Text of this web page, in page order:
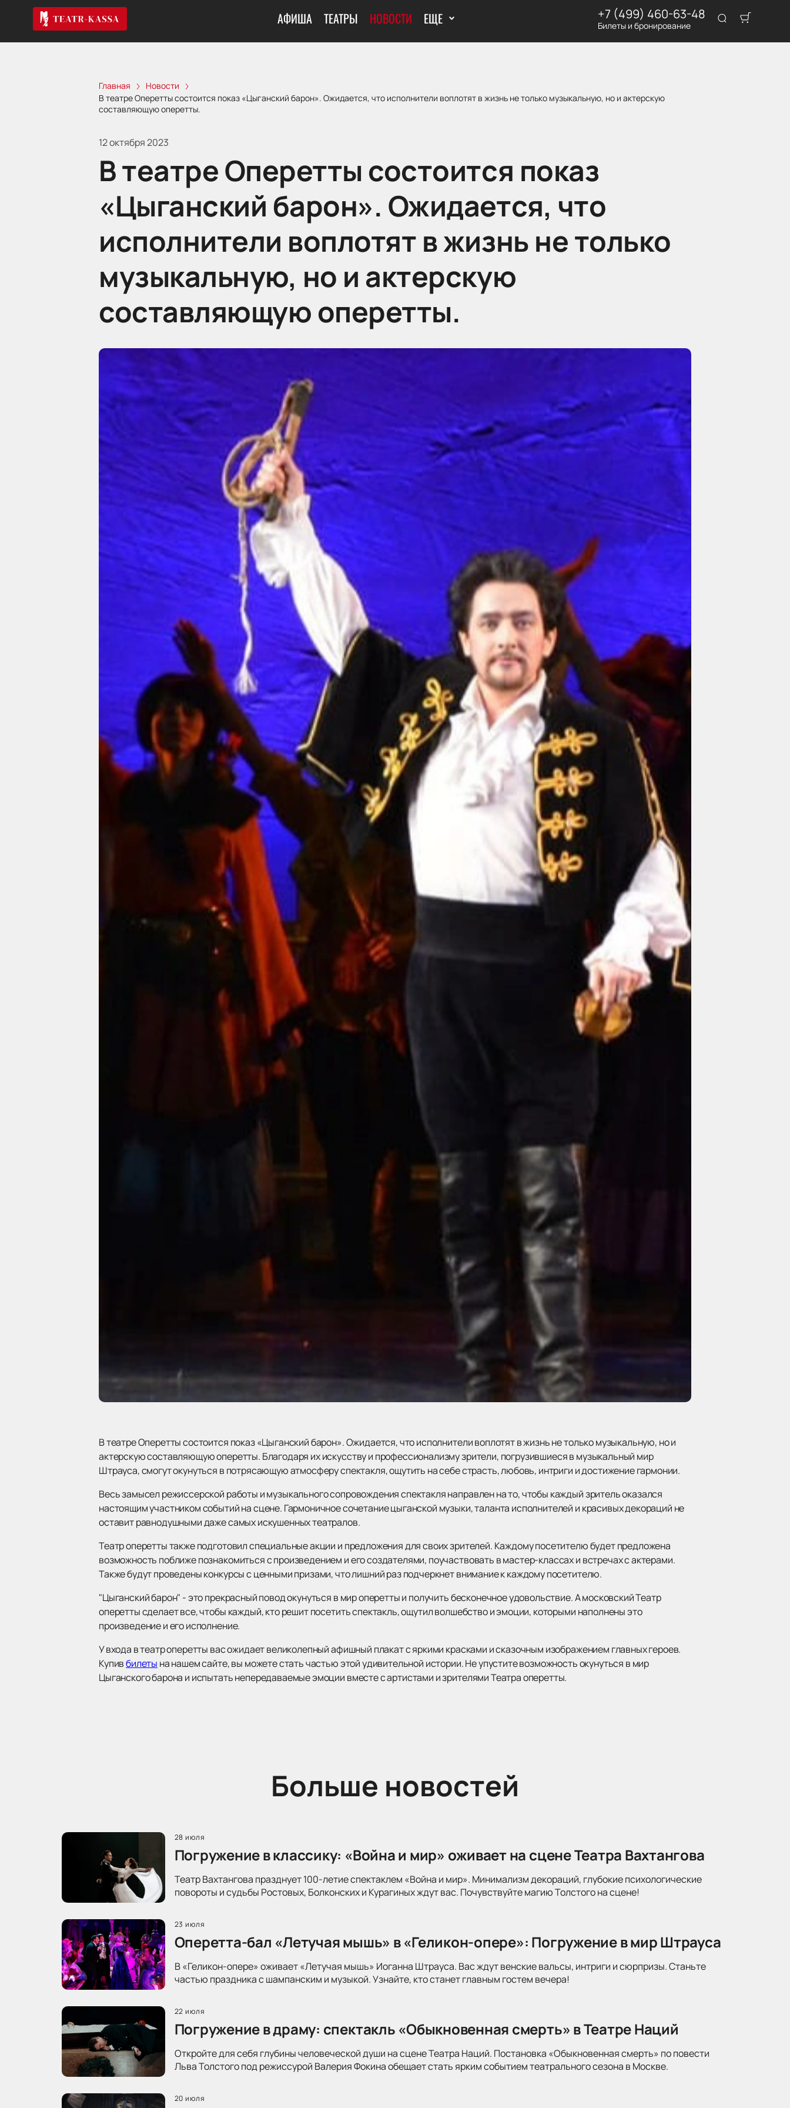
АФИША ТЕАТРЫ НОВОСТИ ЕЩЕ +7 (499) 460-63-48
Билеты и бронирование
Главная
Новости
В театре Оперетты состоится показ «Цыганский барон». Ожидается, что исполнители воплотят в жизнь не только музыкальную, но и актерскую
составляющую оперетты.
12 октября 2023
В театре Оперетты состоится показ
«Цыганский барон». Ожидается, что
исполнители воплотят в жизнь не только
музыкальную, но и актерскую
составляющую оперетты.
В театре Оперетты состоится показ «Цыганский барон». Ожидается, что исполнители воплотят в жизнь не только музыкальную, но и
актерскую составляющую оперетты. Благодаря их искусству и профессионализму зрители, погрузившиеся в музыкальный мир
Штрауса, смогут окунуться в потрясающую атмосферу спектакля, ощутить на себе страсть, любовь, интриги и достижение гармонии.
Весь замысел режиссерской работы и музыкального сопровождения спектакля направлен на то, чтобы каждый зритель оказался
настоящим участником событий на сцене. Гармоничное сочетание цыганской музыки, таланта исполнителей и красивых декораций не
оставит равнодушными даже самых искушенных театралов.
Театр оперетты также подготовил специальные акции и предложения для своих зрителей. Каждому посетителю будет предложена
возможность поближе познакомиться с произведением и его создателями, поучаствовать в мастер-классах и встречах с актерами.
Также будут проведены конкурсы с ценными призами, что лишний раз подчеркнет внимание к каждому посетителю.
"Цыганский барон" - это прекрасный повод окунуться в мир оперетты и получить бесконечное удовольствие. А московский Театр
оперетты сделает все, чтобы каждый, кто решит посетить спектакль, ощутил волшебство и эмоции, которыми наполнены это
произведение и его исполнение.
У входа в театр оперетты вас ожидает великолепный афишный плакат с яркими красками и сказочным изображением главных героев.
Купивбилеты на нашем сайте, вы можете стать частью этой удивительной истории. Не упустите возможность окунуться в мир
Цыганского барона и испытать непередаваемые эмоции вместе с артистами и зрителями Театра оперетты.
Больше новостей
28 июля
Погружение в классику: «Война и мир» оживает на сцене Театра Вахтангова
Театр Вахтангова празднует 100-летие спектаклем «Война и мир». Минимализм декораций, глубокие психологические
повороты и судьбы Ростовых, Болконских и Курагиных ждут вас. Почувствуйте магию Толстого на сцене!
23 июля
Оперетта-бал «Летучая мышь» в «Геликон-опере»: Погружение в мир Штрауса
В «Геликон-опере» оживает «Летучая мышь» Иоганна Штрауса. Вас ждут венские вальсы, интриги и сюрпризы. Станьте
частью праздника с шампанским и музыкой. Узнайте, кто станет главным гостем вечера!
22 июля
Погружение в драму: спектакль «Обыкновенная смерть» в Театре Наций
Откройте для себя глубины человеческой души на сцене Театра Наций. Постановка «Обыкновенная смерть» по повести
Льва Толстого под режиссурой Валерия Фокина обещает стать ярким событием театрального сезона в Москве.
20 июля